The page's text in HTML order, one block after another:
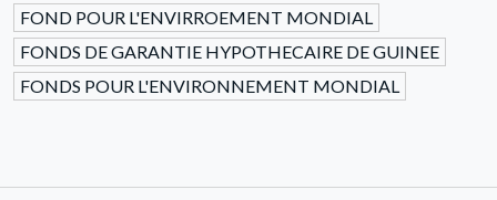
FOND POUR L'ENVIRROEMENT MONDIAL
FONDS DE GARANTIE HYPOTHECAIRE DE GUINEE
FONDS POUR L'ENVIRONNEMENT MONDIAL